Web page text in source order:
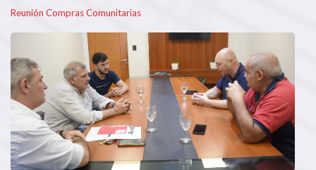
Reunión Compras Comunitarias